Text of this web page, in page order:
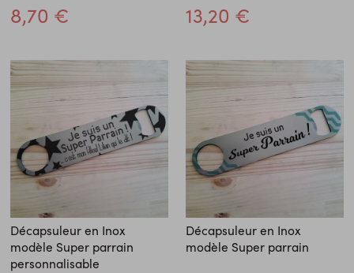
8,70 € 13,20 €
Décapsuleur en Inox
modèle Super parrain
personnalisable
Décapsuleur en Inox
modèle Super parrain